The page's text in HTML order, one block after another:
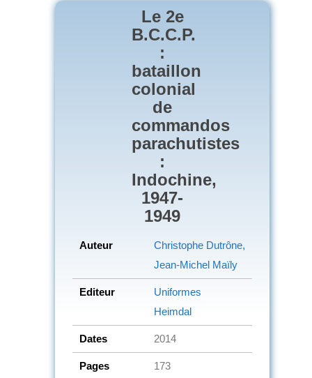
Le 2e
B.C.C.P.
:
bataillon
colonial
de
commandos
parachutistes
:
Indochine,
1947-
1949
Auteur
Christophe Dutrône,
Jean-Michel Maïly
Editeur
Uniformes
Heimdal
Dates 2014
Pages 173